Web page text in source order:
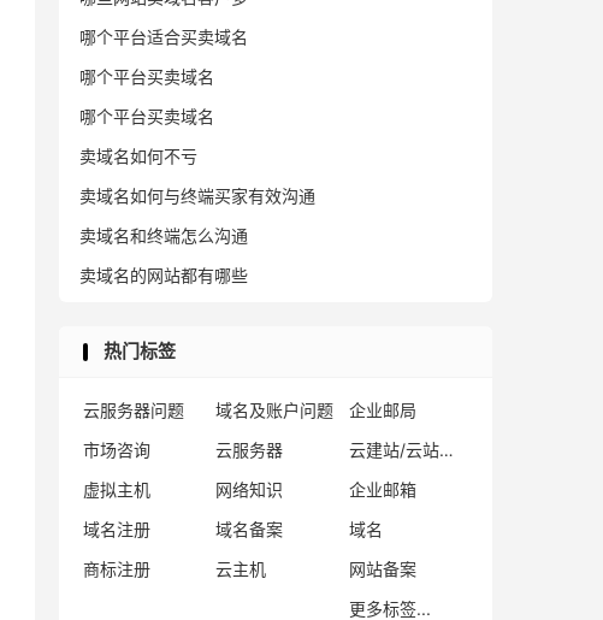
哪个平台适合买卖域名
哪个平台买卖域名
哪个平台买卖域名
卖域名如何不亏
卖域名如何与终端买家有效沟通
卖域名和终端怎么沟通
卖域名的网站都有哪些
热门标签
云服务器问题 域名及账户问题
企业邮局
市场咨询
云服务器
云建站/云站群/小程序
虚拟主机
网络知识
企业邮箱
域名注册
域名备案
域名
商标注册
云主机
网站备案
更多标签...